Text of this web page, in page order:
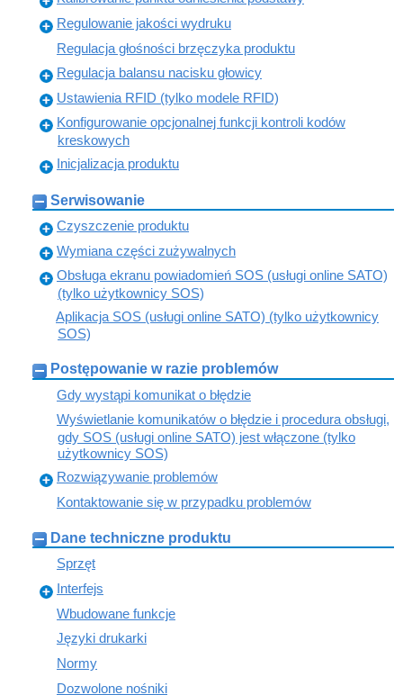
Regulowanie jakości wydruku
Regulacja głośności brzęczyka produktu
Regulacja balansu nacisku głowicy
Ustawienia RFID (tylko modele RFID)
Konfigurowanie opcjonalnej funkcji kontroli kodów
kreskowych
Inicjalizacja produktu
Serwisowanie
Czyszczenie produktu
Wymiana części zużywalnych
Obsługa ekranu powiadomień SOS (usługi online SATO)
(tylko użytkownicy SOS)
Aplikacja SOS (usługi online SATO) (tylko użytkownicy
SOS)
Postępowanie w razie problemów
Gdy wystąpi komunikat o błędzie
Wyświetlanie komunikatów o błędzie i procedura obsługi,
gdy SOS (usługi online SATO) jest włączone (tylko
użytkownicy SOS)
Rozwiązywanie problemów
Kontaktowanie się w przypadku problemów
Dane techniczne produktu
Sprzęt
Interfejs
Wbudowane funkcje
Języki drukarki
Normy
Dozwolone nośniki